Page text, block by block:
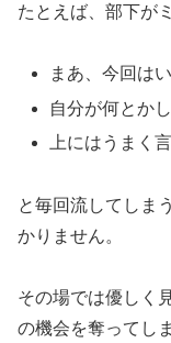
たとえば、部下が
まあ、今回は
自分が何とか
上にはうまく
と毎回流してしま
かりません。
その場では優しく
の機会を奪ってし